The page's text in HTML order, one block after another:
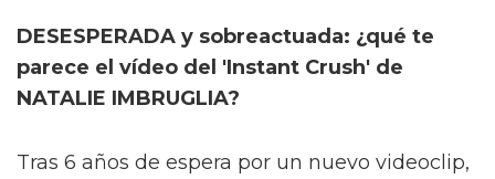
DESESPERADA y sobreactuada: ¿qué te
parece el vídeo del 'Instant Crush' de
NATALIE IMBRUGLIA?
Tras 6 años de espera por un nuevo videoclip,